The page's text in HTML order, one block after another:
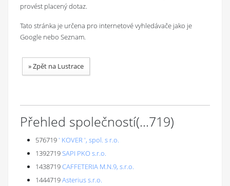
provést placený dotaz.
Tato stránka je určena pro internetové vyhledávače jako je
Google nebo Seznam.
»Zpět na Lustrace
Přehled společností(...719)
576719' KOVER ', spol. s r.o.
1392719SAPI PKO s.r.o.
1438719CAFFETERIA M.N.9, s.r.o.
1444719Asterius s.r.o.